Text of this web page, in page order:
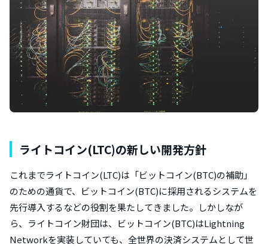
ライトコイン(LTC)の新しい開発方針
これまでライトコイン(LTC)は「ビットコイン(BTC)の補助」
のための通貨で、ビットコイン(BTC)に採用されるシステムを
先行導入するなどの役割を果たしてきました。しかしなが
ら、ライトコイン財団は、ビットコイン(BTC)はLightning
Networkを実装していても、全世界の決済システムとして世